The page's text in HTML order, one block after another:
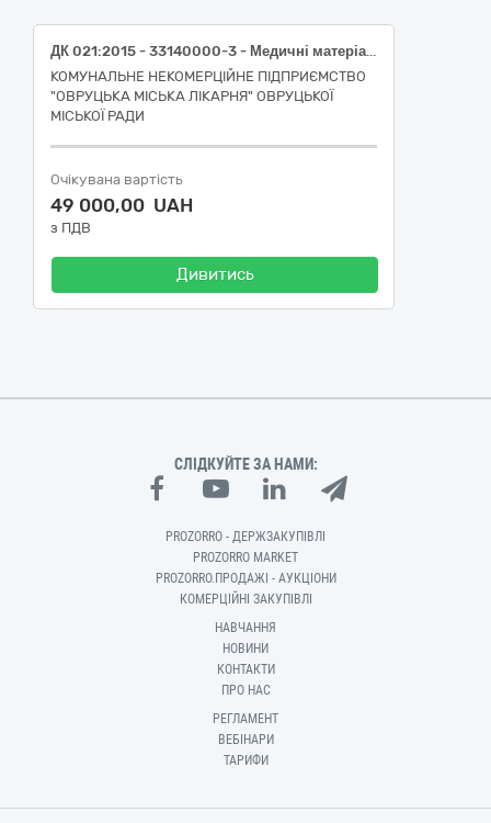
ДК 021:2015 - 33140000-3 - Медичні матеріали (Пробірка вакуумна: Об'єм 4 мл., розмір: 13х75 мм, наповнювач: цитрат натрію 3,8%, колір кришки: Блакитний, стерильна; Пробірка вакуумна: Об'єм 4 мл., розмір: 13х75 мм, наповнювач: Активатор згортання, колір кришки: Червоний, стерильна; Пробірка 12х55 мм MICRO з K3 EDTA для забору капілярної крові об'ємом 0,25 мл, з кришкою-клапаном 7 мм)
КОМУНАЛЬНЕ НЕКОМЕРЦІЙНЕ ПІДПРИЄМСТВО
"ОВРУЦЬКА МІСЬКА ЛІКАРНЯ" ОВРУЦЬКОЇ
МІСЬКОЇ РАДИ
Очікувана вартість
49 000,00 UAH
з ПДВ
Дивитись
СЛІДКУЙТЕ ЗА НАМИ:
PROZORRO - ДЕРЖЗАКУПІВЛІ
PROZORRO MARKET
PROZORRO.ПРОДАЖІ - АУКЦІОНИ
КОМЕРЦІЙНІ ЗАКУПІВЛІ
НАВЧАННЯ
НОВИНИ
КОНТАКТИ
ПРО НАС
РЕГЛАМЕНТ
ВЕБІНАРИ
ТАРИФИ